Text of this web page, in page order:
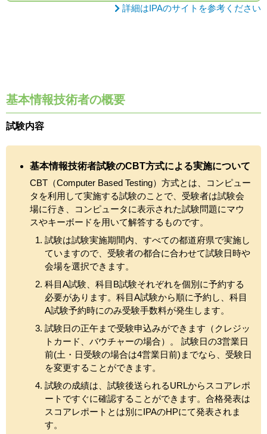
詳細はIPAのサイトを参考ください
基本情報技術者の概要
試験内容
基本情報技術者試験のCBT方式による実施について
CBT（Computer Based Testing）方式とは、コンピュー
タを利用して実施する試験のことで、受験者は試験会
場に行き、コンピュータに表示された試験問題にマウ
スやキーボードを用いて解答するものです。
試験は試験実施期間内、すべての都道府県で実施し
ていますので、受験者の都合に合わせて試験日時や
会場を選択できます。
科目A試験、科目B試験それぞれを個別に予約する
必要があります。科目A試験から順に予約し、科目
A試験予約時にのみ受験手数料が発生します。
試験日の正午まで受験申込みができます（クレジッ
トカード、バウチャーの場合）。 試験日の3営業日
前(土・日受験の場合は4営業日前)までなら、受験日
を変更することができます。
試験の成績は、試験後送られるURLからスコアレポ
ートですぐに確認することができます。合格発表は
スコアレポートとは別にIPAのHPにて発表されま
す。